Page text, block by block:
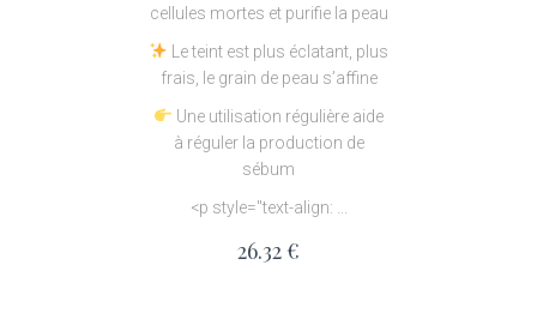
cellules mortes et purifie la peau
Le teint est plus éclatant, plus
frais, le grain de peau s’affine
Une utilisation régulière aide
à réguler la production de
sébum
<p style="text-align: ...
26.32 €